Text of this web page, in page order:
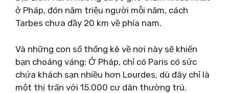
ở Pháp, đón năm triệu người mỗi năm, cách
Tarbes chưa đầy 20 km về phía nam.
Và những con số thống kê về nơi này sẽ khiến
bạn choáng váng: Ở Pháp, chỉ có Paris có sức
chứa khách sạn nhiều hơn Lourdes, dù đây chỉ là
một thị trấn với 15.000 cư dân thường trú.